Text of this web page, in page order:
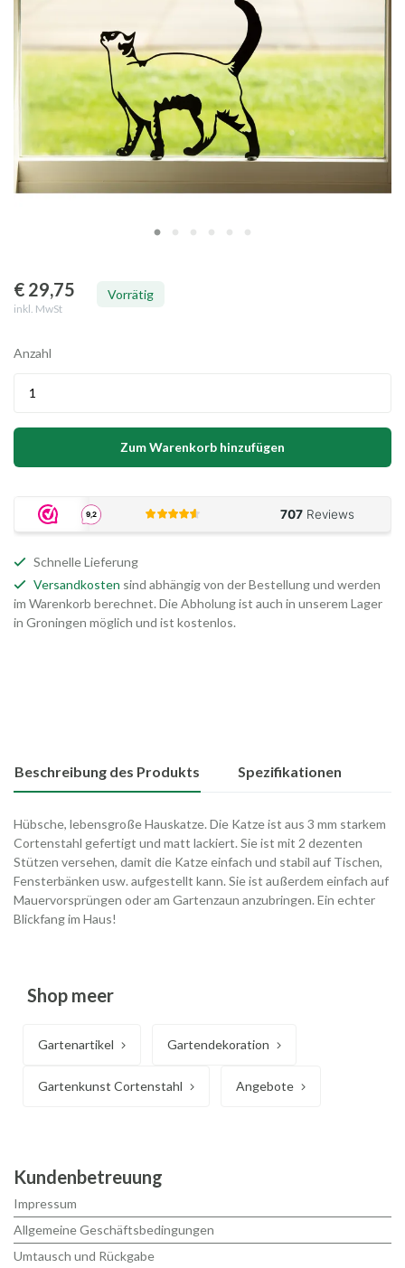
€ 29,75
inkl. MwSt
Vorrätig
Anzahl
Zum Warenkorb hinzufügen
Schnelle Lieferung
Versandkosten sind abhängig von der Bestellung und werden
im Warenkorb berechnet. Die Abholung ist auch in unserem Lager
in Groningen möglich und ist kostenlos.
Beschreibung des Produkts Spezifikationen
Hübsche, lebensgroße Hauskatze. Die Katze ist aus 3 mm starkem
Cortenstahl gefertigt und matt lackiert. Sie ist mit 2 dezenten
Stützen versehen, damit die Katze einfach und stabil auf Tischen,
Fensterbänken usw. aufgestellt kann. Sie ist außerdem einfach auf
Mauervorsprüngen oder am Gartenzaun anzubringen. Ein echter
Blickfang im Haus!
Shop meer
Gartenartikel Gartendekoration
Gartenkunst Cortenstahl Angebote
Kundenbetreuung
Impressum
Allgemeine Geschäftsbedingungen
Umtausch und Rückgabe